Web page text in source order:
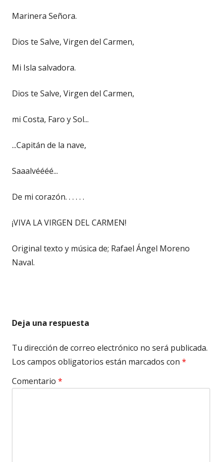
Marinera Señora.
Dios te Salve, Virgen del Carmen,
Mi Isla salvadora.
Dios te Salve, Virgen del Carmen,
mi Costa, Faro y Sol...
...Capitán de la nave,
Saaalvéééé...
De mi corazón. . . . . .
¡VIVA LA VIRGEN DEL CARMEN!
Original texto y música de; Rafael Ángel Moreno
Naval.
Deja una respuesta
Tu dirección de correo electrónico no será publicada.
Los campos obligatorios están marcados con *
Comentario *